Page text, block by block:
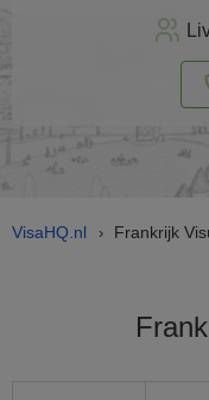
aan
VisaHQ.nl › Frankrijk